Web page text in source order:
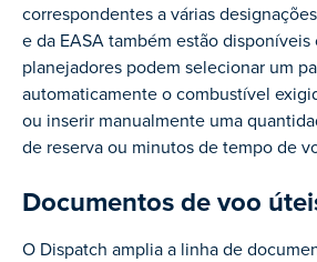
correspondentes a várias
e da EASA também estão
planejadores podem selecionar um
automaticamente o combustível
ou inserir manualmente uma
de reserva ou minutos de tempo de
Documentos de voo
O Dispatch amplia a linha de